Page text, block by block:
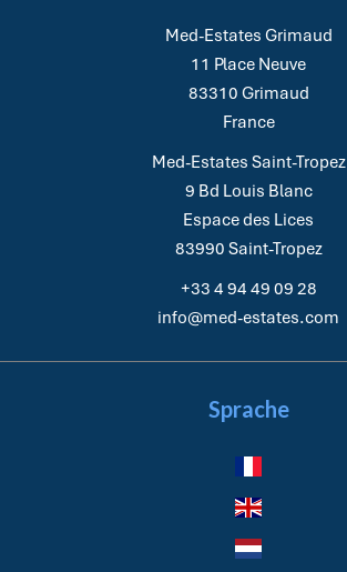
Med-Estates Grimaud
11 Place Neuve
83310 Grimaud
France
Med-Estates Saint-Tropez
9 Bd Louis Blanc
Espace des Lices
83990 Saint-Tropez
+33 4 94 49 09 28
info@med-estates.com
Sprache